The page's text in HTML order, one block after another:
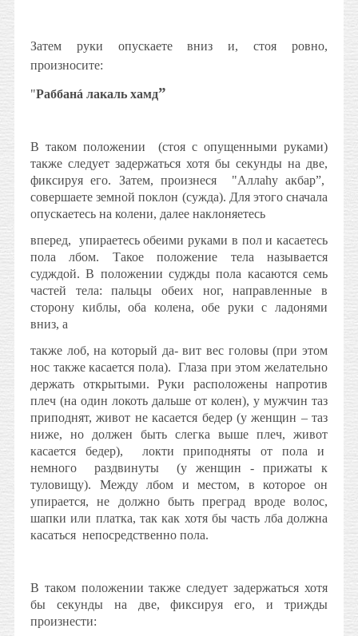
Затем руки опускаете вниз и, стоя ровно,
произносите:
"Раббанá лакаль хамд”
В таком положении
(стоя с опущенными руками)
также следует задержаться хотя бы секунды на две,
фиксируя его. Затем, произнеся
"Аллаhу акбар”,
совершаете земной поклон (сужда). Для этого сначала
опускаетесь на колени, далее наклоняетесь
вперед,
упираетесь обеими руками в пол и касаетесь
пола лбом. Такое положение тела называется
судждой. В положении суджды пола касаются семь
частей тела: пальцы обеих ног, направленные в
сторону киблы, оба колена, обе руки с ладонями
вниз, а
также лоб, на который да- вит вес головы (при этом
нос также касается пола). Глаза при этом желательно
держать открытыми. Руки расположены напротив
плеч (на один локоть дальше от колен), у мужчин таз
приподнят, живот не касается бедер (у женщин – таз
ниже, но должен быть слегка выше плеч, живот
касается бедер),
локти приподняты от пола и
немного
раздвинуты
(у женщин - прижаты к
туловищу). Между лбом и местом, в которое он
упирается, не должно быть преград вроде волос,
шапки или платка, так как хотя бы часть лба должна
касаться непосредственно пола.
В таком положении также следует задержаться хотя
бы секунды на две, фиксируя его, и трижды
произнести: